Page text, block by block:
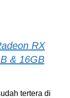
RX
& 16GB
tertera di